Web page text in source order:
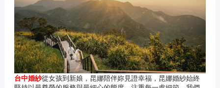
台中婚紗從女孩到新娘，昆娜陪伴妳見證幸福，昆娜婚紗始終